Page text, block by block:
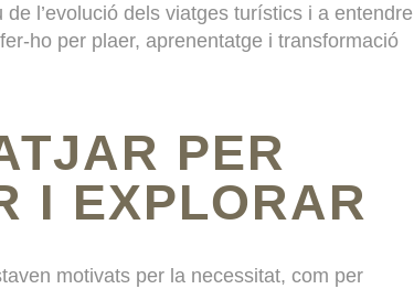
l’evolució dels viatges turístics i a entendre
ho per plaer, aprenentatge i transformació
PER
I EXPLORAR
motivats per la necessitat, com per